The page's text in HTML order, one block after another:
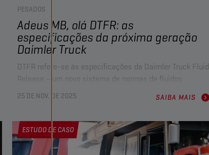
PESADOS
Adeus MB, olá DTFR: as
especificações da próxima geração
Daimler Truck
DTFR refere-se às especificações da Daimler Truck Fluid
Release – um novo sistema de normas de fluidos
introduzido pela Daimler Truck AG após a sua separação
do Mercedes-Benz Group AG. Este sistema substitui as
introduz uma nova nomenclatura utilizando códigos
únicos, como o DTFR 15C110 para óleos de motor.
25 DE NOV. DE 2025 SAIBA MAIS
ESTUDO DE CASO